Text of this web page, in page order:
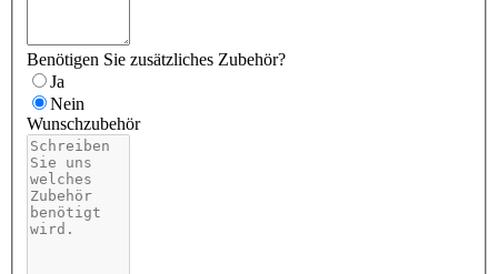
Benötigen Sie zusätzliches Zubehör?
Ja
Nein
Wunschzubehör